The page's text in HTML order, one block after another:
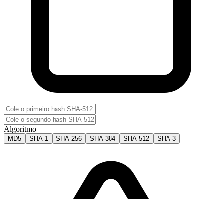
Algoritmo
MD5 SHA-1 SHA-256 SHA-384 SHA-512 SHA-3